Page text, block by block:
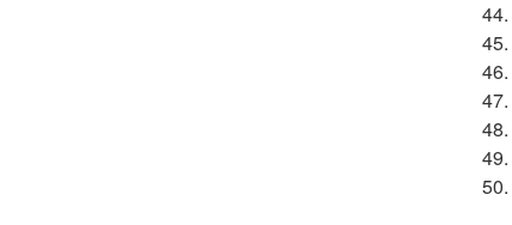
44.
45.
46.
47.
48.
49.
50.